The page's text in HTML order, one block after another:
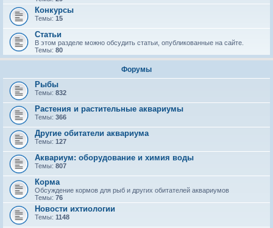
Конкурсы
Темы: 15
Статьи
В этом разделе можно обсудить статьи, опубликованные на сайте.
Темы: 80
Форумы
Рыбы
Темы: 832
Растения и растительные аквариумы
Темы: 366
Другие обитатели аквариума
Темы: 127
Аквариум: оборудование и химия воды
Темы: 807
Корма
Обсуждение кормов для рыб и других обитателей аквариумов
Темы: 76
Новости ихтиологии
Темы: 1148